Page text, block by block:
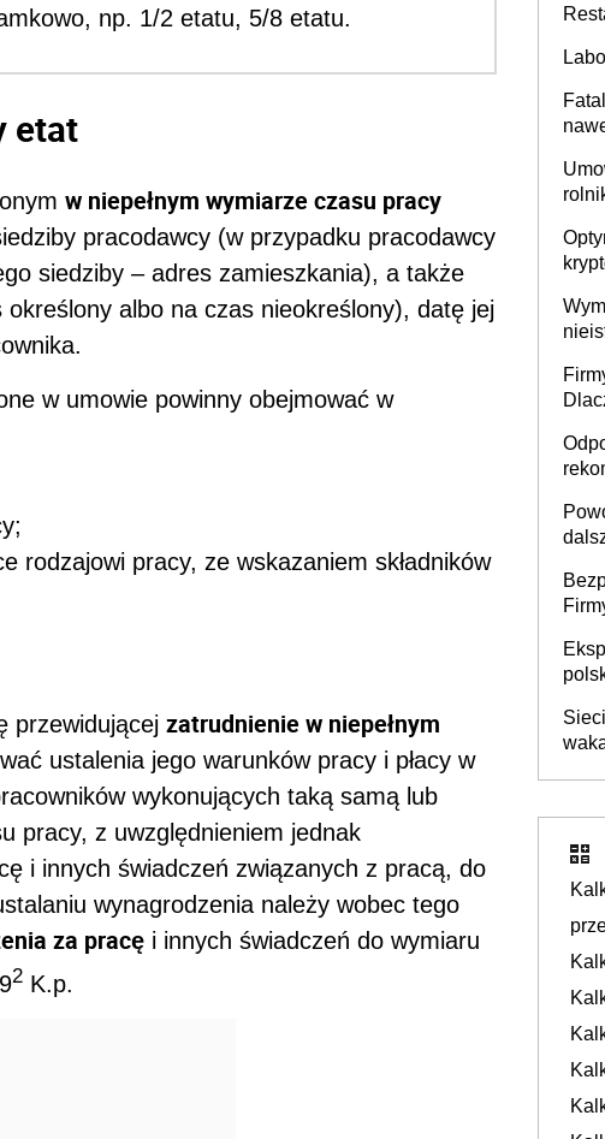
np. 1/2 etatu, 5/8 etatu.
etat
w niepełnym wymiarze czasu pracy
pracodawcy (w przypadku pracodawcy
siedziby – adres zamieszkania), a także
albo na czas nieokreślony), datę jej
w umowie powinny obejmować w
rodzajowi pracy, ze wskazaniem składników
przewidującej zatrudnienie w niepełnym
ustalenia jego warunków pracy i płacy w
wykonujących taką samą lub
pracy, z uwzględnieniem jednak
i innych świadczeń związanych z pracą, do
wynagrodzenia należy wobec tego
za pracę i innych świadczeń do wymiaru
2 K.p.